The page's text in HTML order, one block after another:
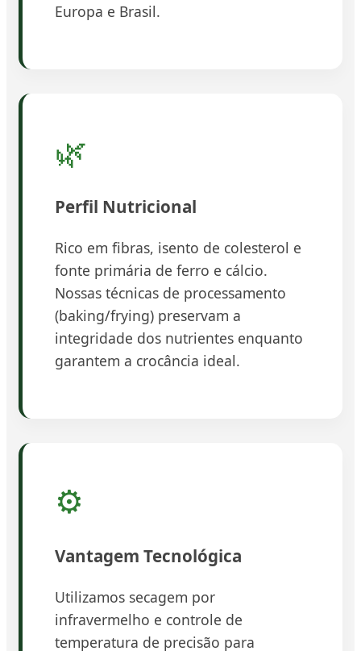
Europa e Brasil.
🌿
Perfil Nutricional
Rico em fibras, isento de colesterol e
fonte primária de ferro e cálcio.
Nossas técnicas de processamento
(baking/frying) preservam a
integridade dos nutrientes enquanto
garantem a crocância ideal.
⚙️
Vantagem Tecnológica
Utilizamos secagem por
infravermelho e controle de
temperatura de precisão para